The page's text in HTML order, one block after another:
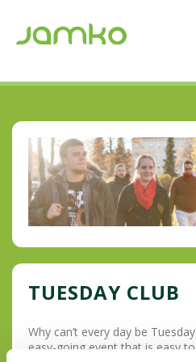
TUESDAY CLUB
Why can’t every day be
easy-going event that is easy